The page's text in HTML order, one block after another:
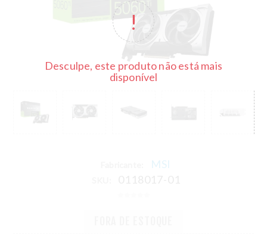
Desculpe, este produto não está mais
disponível
MSI